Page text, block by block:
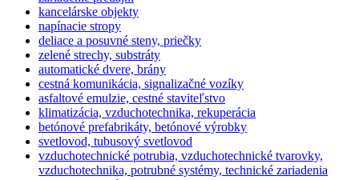
kancelárske objekty
napínacie stropy
deliace a posuvné steny, priečky
zelené strechy, substráty
automatické dvere, brány
cestná komunikácia, signalizačné vozíky
asfaltové emulzie, cestné staviteľstvo
klimatizácia, vzduchotechnika, rekuperácia
betónové prefabrikáty, betónové výrobky
svetlovod, tubusový svetlovod
vzduchotechnické potrubia, vzduchotechnické tvarovky,
vzduchotechnika, potrubné systémy, technické zariadenia